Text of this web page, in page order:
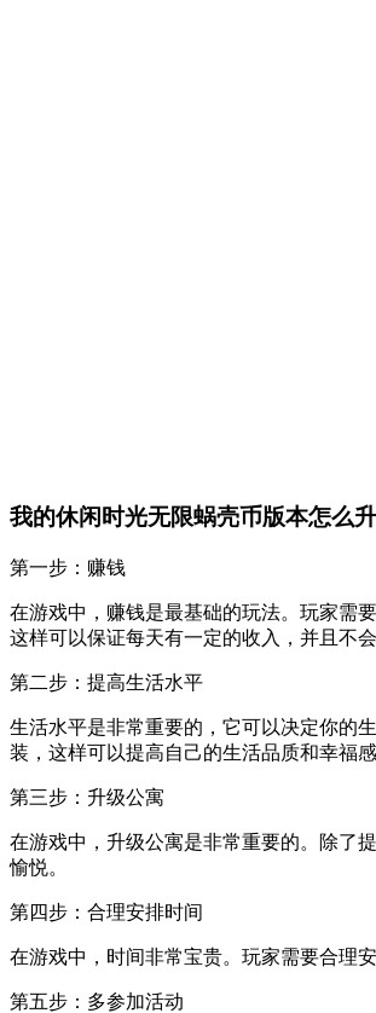
我的休闲时光无限蜗壳币版本怎么
第一步：赚钱
在游戏中，赚钱是最基础的玩法。玩家需
这样可以保证每天有一定的收入，并且不会
第二步：提高生活水平
生活水平是非常重要的，它可以决定你的
装，这样可以提高自己的生活品质和幸福感
第三步：升级公寓
在游戏中，升级公寓是非常重要的。除了
愉悦。
第四步：合理安排时间
在游戏中，时间非常宝贵。玩家需要合理
第五步：多参加活动